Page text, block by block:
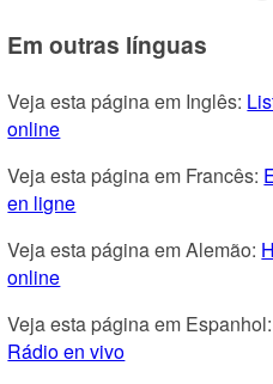
Em outras línguas
Veja esta página em Inglês:
online
Veja esta página em Francês:
en ligne
Veja esta página em Alemão:
online
Veja esta página em Espanhol:
Rádio en vivo